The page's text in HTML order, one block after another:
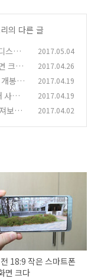
의 다른 글
스플
2017.05.04
크다 2017.04.26
봉기 2017.04.19
진찍
2017.04.19
보기 2017.04.02
18:9 작은 스마트폰
면 크다